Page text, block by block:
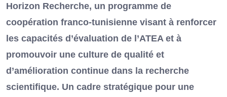
Horizon Recherche, un programme de
coopération franco-tunisienne visant à renforcer
les capacités d’évaluation de l’ATEA et à
promouvoir une culture de qualité et
d’amélioration continue dans la recherche
scientifique. Un cadre stratégique pour une